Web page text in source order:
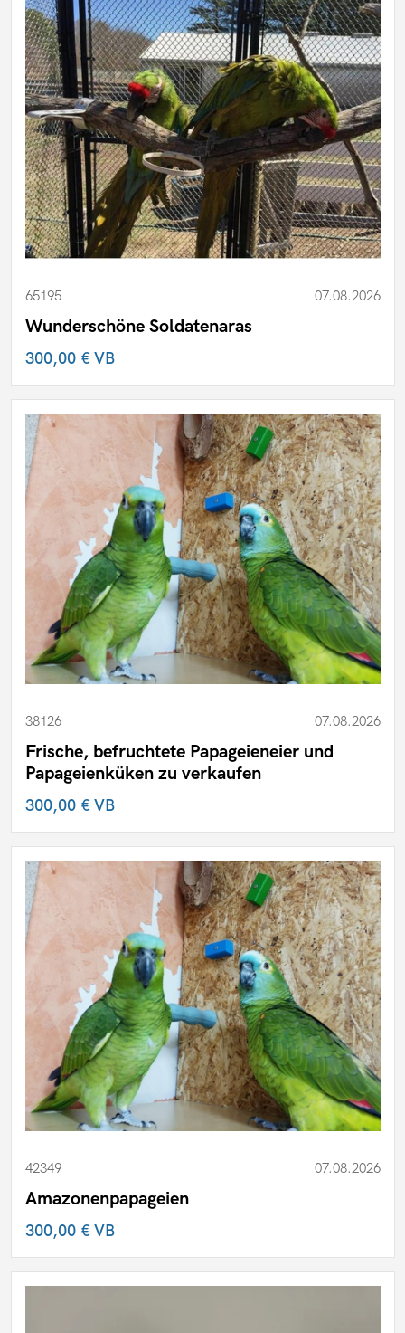
65195 07.08.2026
Wunderschöne Soldatenaras
300,00 €VB
38126 07.08.2026
Frische, befruchtete Papageieneier und
Papageienküken zu verkaufen
300,00 €VB
42349 07.08.2026
Amazonenpapageien
300,00 €VB